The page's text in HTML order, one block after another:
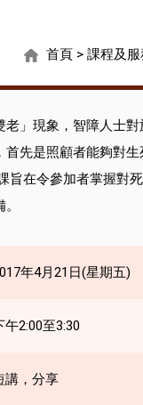
首頁 > 課程及服
」現象，智障人士
先是照顧者能夠對
旨在令參加者掌握對
年4月21日(星期五)
午2:00至3:30
講，分享